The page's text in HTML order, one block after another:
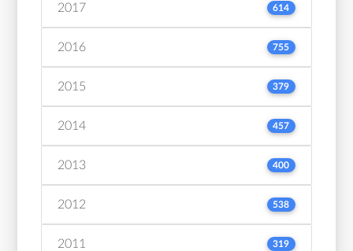
2017 614
2016 755
2015 379
2014 457
2013 400
2012 538
2011 319